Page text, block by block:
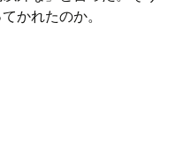
かれたのか。